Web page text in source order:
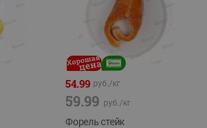
54.99 руб./кг
59.99 руб./кг
Форель стейк